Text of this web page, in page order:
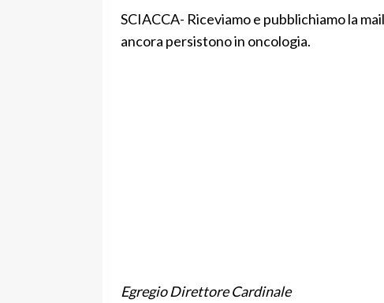
SCIACCA- Riceviamo e pubblichiamo la
ancora persistono in oncologia.
Egregio Direttore Cardinale